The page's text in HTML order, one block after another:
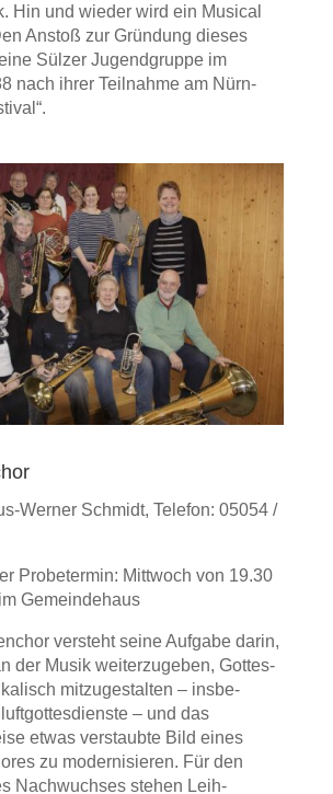
Hin und wieder wird ein Musical
Anstoß zur Gründung dieses
Sülzer Jugend­gruppe im
nach ihrer Teil­nahme am Nürn­
Werner Schmidt, Telefon: 05054 /
Probetermin: Mittwoch von 19.30
Gemeindehaus
versteht seine Aufgabe darin,
der Musik weiter­zugeben, Gottes­
mitzu­gestalten – insbe­
– und das
etwas ver­staubte Bild eines
zu moder­nisieren. Für den
Nach­wuchses stehen Leih­